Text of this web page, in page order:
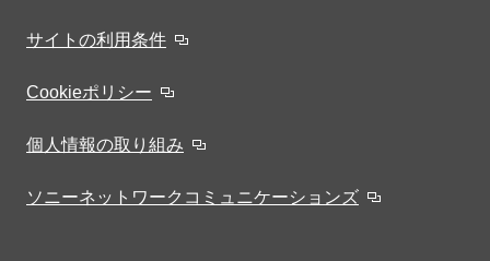
サイトの利用条件
Cookieポリシー
個人情報の取り組み
ソニーネットワークコミュニケーションズ